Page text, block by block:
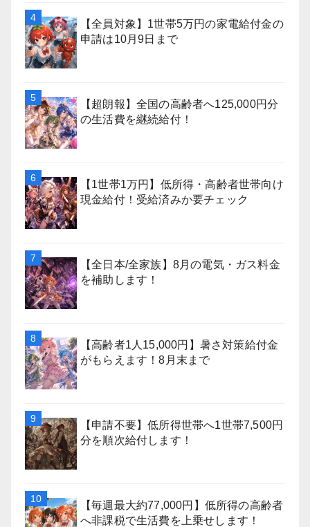
【全員対象】1世帯5万円の家電給付金の
申請は10月9日まで
【超朗報】全国の高齢者へ125,000円分
の生活費を継続給付！
【1世帯1万円】低所得・高齢者世帯向け
現金給付！受給済みか要チェック
【全日本/全家族】8月の電気・ガス料金
を補助します！
【高齢者1人15,000円】暑さ対策給付金
がもらえます！8月末まで
【申請不要】低所得世帯へ1世帯7,500円
分を順次給付します！
【毎週最大約77,000円】低所得の高齢者
へ非課税で生活費を上乗せします！